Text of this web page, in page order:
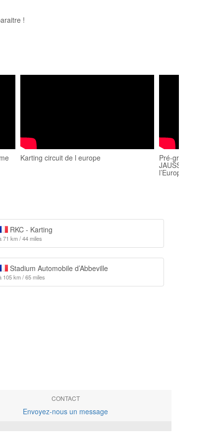
!
Karting circuit de l europe Pré-grille des 17
JAUSSAUD
l’Europe le 10
RKC - Karting
71 km / 44 miles
Stadium Automobile d’Abbeville
105 km / 65 miles
CONTACT
Envoyez-nous un message